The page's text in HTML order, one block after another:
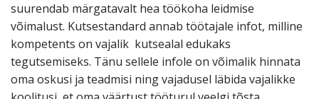
suurendab märgatavalt hea töökoha leidmise
võimalust. Kutsestandard annab töötajale infot, milline
kompetents on vajalik kutsealal edukaks
tegutsemiseks. Tänu sellele infole on võimalik hinnata
oma oskusi ja teadmisi ning vajadusel läbida vajalikke